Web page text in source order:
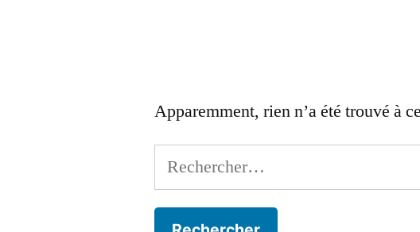
Apparemment, rien n’a été trouvé à
Rechercher :